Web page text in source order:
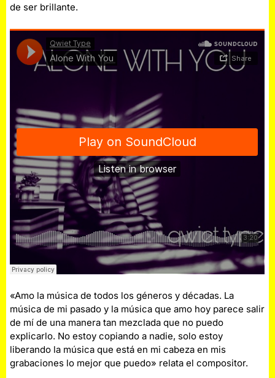
de ser brillante.
«Amo la música de todos los géneros y décadas. La
música de mi pasado y la música que amo hoy parece salir
de mí de una manera tan mezclada que no puedo
explicarlo. No estoy copiando a nadie, solo estoy
liberando la música que está en mi cabeza en mis
grabaciones lo mejor que puedo» relata el compositor.